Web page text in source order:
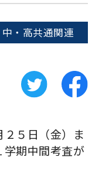
中・高共通関連
５日（金）ま
学期中間考査が